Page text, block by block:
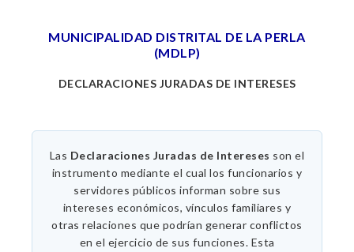
MUNICIPALIDAD DISTRITAL DE LA PERLA
(MDLP)
DECLARACIONES JURADAS DE INTERESES
Las Declaraciones Juradas de Intereses son el
instrumento mediante el cual los funcionarios y
servidores públicos informan sobre sus
intereses económicos, vínculos familiares y
otras relaciones que podrían generar conflictos
en el ejercicio de sus funciones. Esta